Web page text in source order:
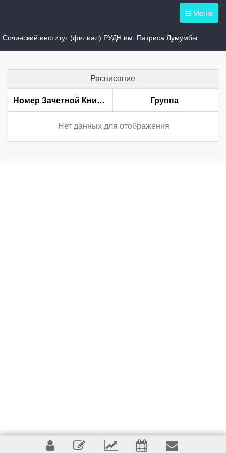
Меню
Сочинский институт (филиал) РУДН им. Патриса Лумумбы
Студенты группы ЧПИбв-01-22
Расписание
Номер Зачетной Книжки Группа
Нет данных для отображения